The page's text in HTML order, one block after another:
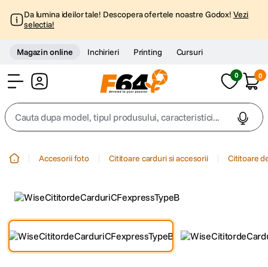
Da lumina ideilor tale! Descopera ofertele noastre Godox! Vezi
selectia!
Magazin online Inchirieri Printing Cursuri
0 0
Cauta dupa model, tipul produsului, caracteristici...
3. trepied telefon
Accesorii foto Cititoare carduri si accesorii Cititoare